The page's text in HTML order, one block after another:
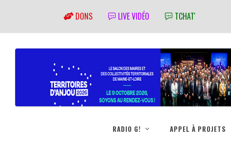
DONS LIVE VIDÉO TCHAT'
RADIO G! APPEL À PROJETS